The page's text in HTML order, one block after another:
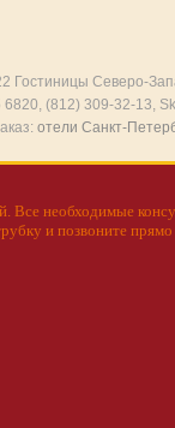
Гостиницы Северо-
6820, (812) 309-32-13,
отели Санкт-
Все необходимые
и позвоните прямо